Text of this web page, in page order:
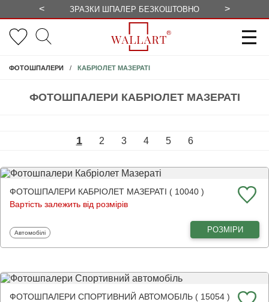
< ЗРАЗКИ ШПАЛЕР БЕЗКОШТОВНО >
ФОТОШПАЛЕРИ КАБРІОЛЕТ МАЗЕРАТІ
ФОТОШПАЛЕРИ КАБРІОЛЕТ МАЗЕРАТІ
1 2 3 4 5 6
ФОТОШПАЛЕРИ КАБРІОЛЕТ МАЗЕРАТІ ( 10040 )
Вартість залежить від розмірів
Фотошпалери
Автомобілі РОЗМІРИ
ФОТОШПАЛЕРИ СПОРТИВНИЙ АВТОМОБІЛЬ ( 15054 )